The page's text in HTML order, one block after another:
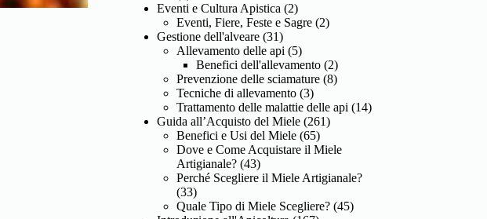
Eventi e Cultura Apistica (2)
Eventi, Fiere, Feste e Sagre (2)
Gestione dell'alveare (31)
Allevamento delle api (5)
Benefici dell'allevamento (2)
Prevenzione delle sciamature (8)
Tecniche di allevamento (3)
Trattamento delle malattie delle api (14)
Guida all’Acquisto del Miele (261)
Benefici e Usi del Miele (65)
Dove e Come Acquistare il Miele
Artigianale? (43)
Perché Scegliere il Miele Artigianale?
(33)
Quale Tipo di Miele Scegliere? (45)